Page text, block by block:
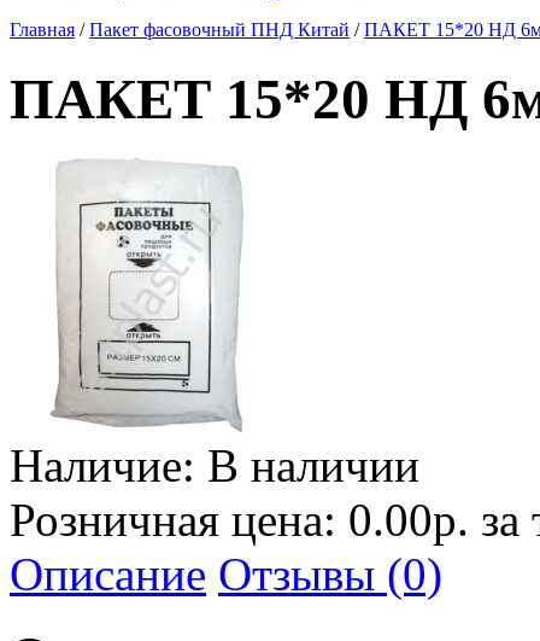
Главная /Пакет фасовочный ПНД Китай /ПАКЕТ 15*20 НД
ПАКЕТ 15*20 НД
Наличие: В наличии
Розничная цена: 0.00р.
Описание Отзывы (0)